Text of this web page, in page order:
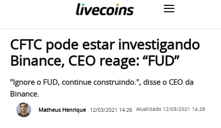
CFTC pode estar investigando
Binance, CEO reage: “FUD”
"Ignore o FUD, continue construindo.", disse o CEO da
Binance.
Matheus Henrique 12/03/2021 14:26 Atualizado 12/03/2021 14:26